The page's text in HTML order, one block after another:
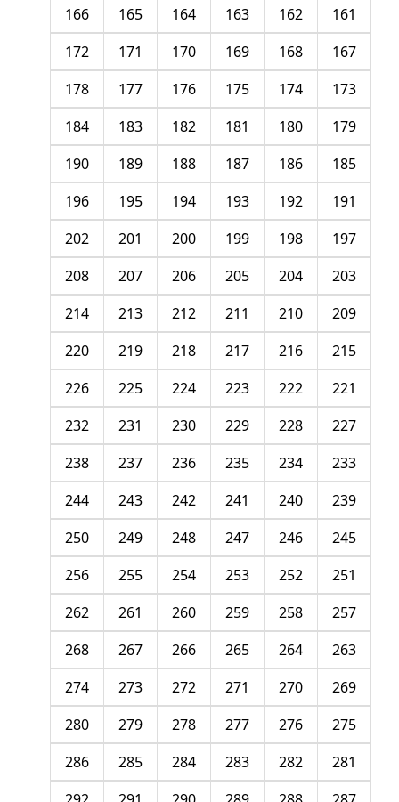
161
162
163
164
165
166
167
168
169
170
171
172
173
174
175
176
177
178
179
180
181
182
183
184
185
186
187
188
189
190
191
192
193
194
195
196
197
198
199
200
201
202
203
204
205
206
207
208
209
210
211
212
213
214
215
216
217
218
219
220
221
222
223
224
225
226
227
228
229
230
231
232
233
234
235
236
237
238
239
240
241
242
243
244
245
246
247
248
249
250
251
252
253
254
255
256
257
258
259
260
261
262
263
264
265
266
267
268
269
270
271
272
273
274
275
276
277
278
279
280
281
282
283
284
285
286